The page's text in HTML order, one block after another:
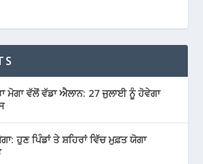
ਮੋਗਾ ਵੱਲੋਂ ਵੱਡਾ ਐਲਾਨ: 27 ਜੁਲਾਈ ਨੂੰ ਹੋਵੇਗਾ
ਹੁਣ ਪਿੰਡਾਂ ਤੇ ਸ਼ਹਿਰਾਂ ਵਿੱਚ ਮੁਫ਼ਤ ਯੋਗਾ